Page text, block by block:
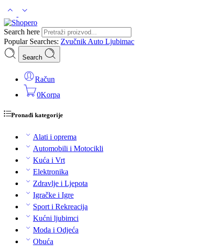
Search here
Popular Searches: Zvučnik Auto Ljubimac
Search
Račun
0Korpa
Pronađi kategorije
Alati i oprema
Automobili i Motocikli
Kuća i Vrt
Elektronika
Zdravlje i Ljepota
Igračke i Igre
Sport i Rekreacija
Kućni ljubimci
Moda i Odjeća
Obuća